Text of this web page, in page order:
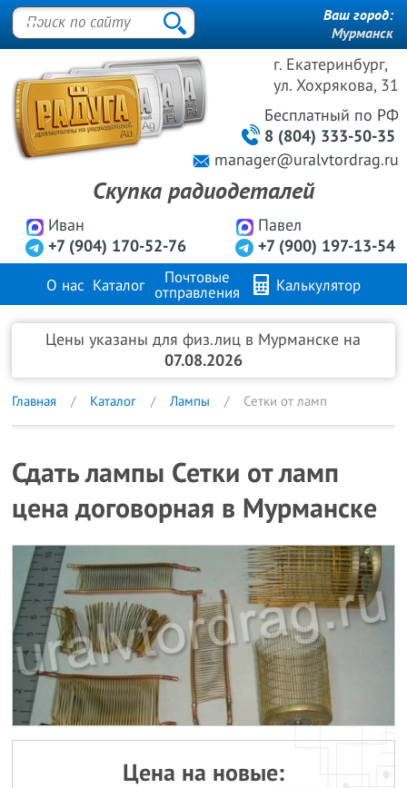
г. Екатеринбург,
ул. Хохрякова, 31
Иван
+7 (904) 170-52-76
Павел
+7 (900) 197-13-54
Бесплатный по РФ
8 (804) 333-50-35
manager@uralvtordrag.ru
Скупка радиодеталей
Ваш город:
Мурманск
О нас Каталог
Почтовые
отправления
Калькулятор
Продажа металлов Контакты
Цены указаны для физ.лиц в Мурманске на
07.08.2026
Главная Каталог Лампы Сетки от ламп
Сдать лампы Сетки от ламп
цена договорная в Мурманске
Цена на новые: